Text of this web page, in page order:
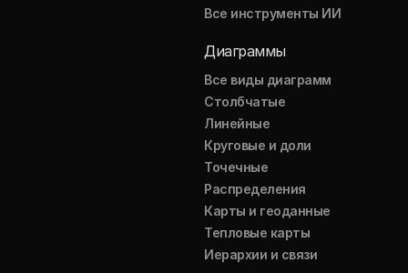
Все инструменты ИИ
Диаграммы
Все виды диаграмм
Столбчатые
Линейные
Круговые и доли
Точечные
Распределения
Карты и геоданные
Тепловые карты
Иерархии и связи